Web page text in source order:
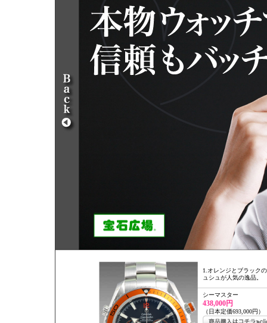
1.オレンジとブラック
ュシュが人気の逸品。
シーマスター
438,000円
（日本定価693,000円）